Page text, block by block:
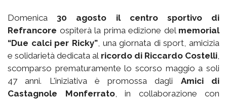
Domenica30 agosto il centro sportivo di
Refrancore ospiterà la prima edizione del memorial
“Due calci per Ricky”, una giornata di sport, amicizia
e solidarietà dedicata al ricordo di Riccardo Costelli
scomparso prematuramente lo scorso maggio a soli
47 anni. L'iniziativa è promossa dagli Amici di
Castagnole Monferrato, in collaborazione con